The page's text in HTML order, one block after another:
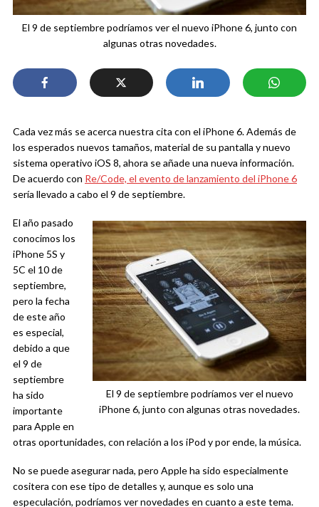
El 9 de septiembre podríamos ver el nuevo iPhone 6, junto con
algunas otras novedades.
Cada vez más se acerca nuestra cita con el iPhone 6. Además de
los esperados nuevos tamaños, material de su pantalla y nuevo
sistema operativo iOS 8, ahora se añade una nueva información.
De acuerdo con Re/Code, el evento de lanzamiento del iPhone 6
sería llevado a cabo el 9 de septiembre.
El 9 de septiembre podríamos ver el nuevo
iPhone 6, junto con algunas otras novedades.
El año pasado
conocimos los
iPhone 5S y
5C el 10 de
septiembre,
pero la fecha
de este año
es especial,
debido a que
el 9 de
septiembre
ha sido
importante
para Apple en
otras oportunidades, con relación a los iPod y por ende, la música.
No se puede asegurar nada, pero Apple ha sido especialmente
cositera con ese tipo de detalles y, aunque es solo una
especulación, podríamos ver novedades en cuanto a este tema.